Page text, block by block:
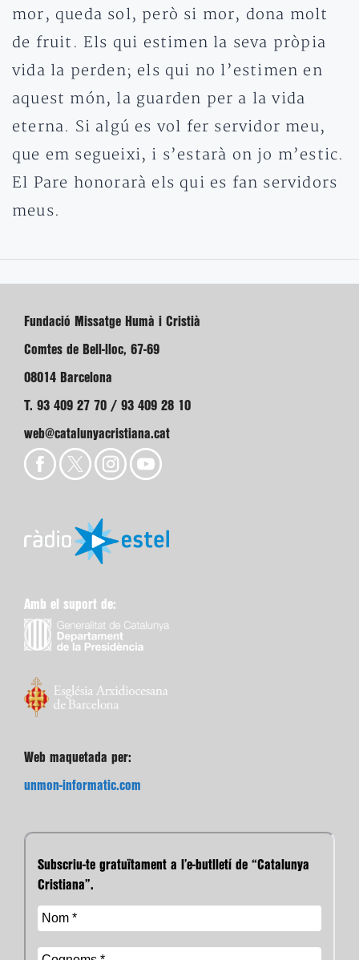
mor, queda sol, però si mor, dona molt
de fruit. Els qui estimen la seva pròpia
vida la perden; els qui no l’estimen en
aquest món, la guarden per a la vida
eterna. Si algú es vol fer servidor meu,
que em segueixi, i s’estarà on jo m’estic.
El Pare honorarà els qui es fan servidors
meus.
Fundació Missatge Humà i Cristià
Comtes de Bell-lloc, 67-69
08014 Barcelona
T. 93 409 27 70 / 93 409 28 10
web@catalunyacristiana.cat
Amb el suport de:
Web maquetada per:
unmon-informatic.com
Subscriu-te gratuïtament a l’e-butlletí de “Catalunya
Cristiana”.